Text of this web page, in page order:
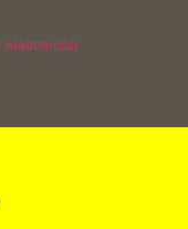
wiadomości